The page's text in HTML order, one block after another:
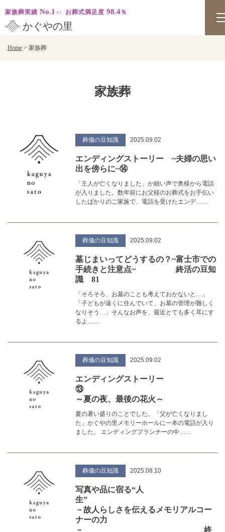
かぐやの里
家族葬実績 No.1 お葬式満足度 98.4％
Home > 家族葬
家族葬
葬儀の豆知識 2025.09.02
エンディングストーリー ~夫婦の思い
出を傍らに~⑭
「主人が亡くなりました」か細い声で奥様から電話
が入りました。数年前にお父様のお葬式をお手伝い
したばかりのご家族で、電話を受けたエンデ……
葬儀の豆知識 2025.09.02
墓じまいってどうするの？~富士市での
手続きと注意点~ 終活の豆知
識 81
「そろそろ、お墓のことも考えておかないと…」
「子どもが遠くに住んでいて、お墓の管理が難しく
なりそう…」そんなお声を、最近とても多く耳にす
るよ……
葬儀の豆知識 2025.09.02
エンディングストーリー
⑬
～夏の夜、最後の花火～
夏の暑い盛りのことでした。「父が亡くなりまし
た」かぐやの里メモリーホールに一本の電話が入り
ました。 エンディングプランナーの中……
葬儀の豆知識 2025.08.10
写真や品に宿る“人
生
－故人らしさを伝えるメモリアルコー
ナーの力
－ 終